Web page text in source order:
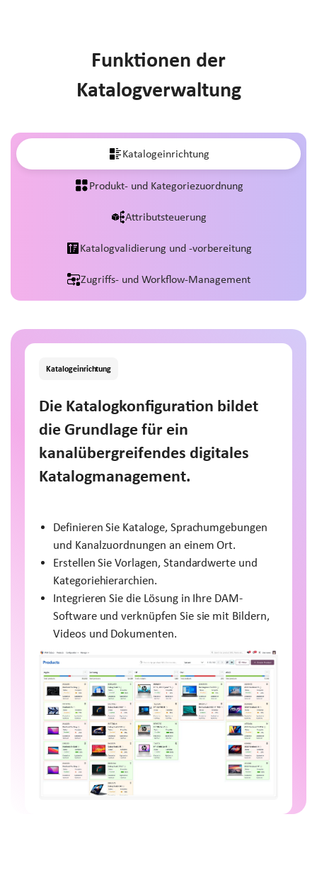
Funktionen der
Katalogverwaltung
Katalogeinrichtung
Produkt- und Kategoriezuordnung
Attributsteuerung
Katalogvalidierung und -vorbereitung
Zugriffs- und Workflow-Management
Katalogeinrichtung
Die Katalogkonfiguration bildet
die Grundlage für ein
kanalübergreifendes digitales
Katalogmanagement.
Definieren Sie Kataloge, Sprachumgebungen
und Kanalzuordnungen an einem Ort.
Erstellen Sie Vorlagen, Standardwerte und
Kategoriehierarchien.
Integrieren Sie die Lösung in Ihre DAM-
Software und verknüpfen Sie sie mit Bildern,
Videos und Dokumenten.